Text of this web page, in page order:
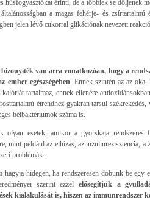
húsfogyasztókat érinti, de a többiek se dőljenek
a magas fehérje- és
jelen lévő cukorral glikációnak nevezett
van arra vonatkozóan, hogy a
egészségében . Ennek szintén az az
tartalmaz, ennek ellenére
étrendhez gyakran társul székrekedés,
bélbaktériumok száma is.
olyan esetek, amikor a gyorskaja rendszeres
mint például az elhízás, az inzulinrezisztencia,
problémák.
hagyja hidegen, ha rendszeresen dobunk be
szerint ezzel elősegítjük a
kialakulását is, hiszen az immunrendszer